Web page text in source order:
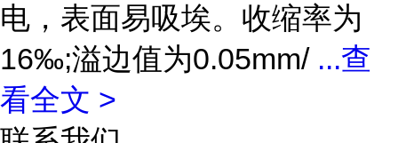
电，表面易吸埃。收缩率为
16‰;溢边值为0.05mm/ ...查
看全文 >